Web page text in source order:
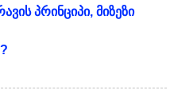
პრინციპი, მიზეზი